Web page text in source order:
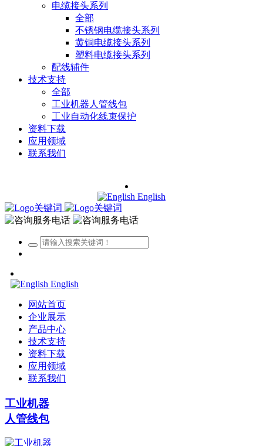
电缆接头系列
全部
不锈钢电缆接头系列
黄铜电缆接头系列
塑料电缆接头系列
配线辅件
技术支持
全部
工业机器人管线包
工业自动化线束保护
资料下载
应用领域
联系我们
English
English
网站首页
企业展示
产品中心
技术支持
资料下载
应用领域
联系我们
工业机器
人管线包